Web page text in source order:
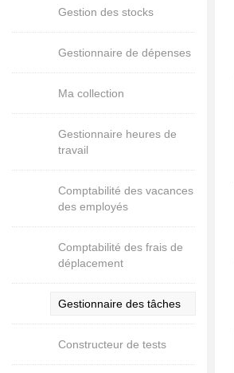
Gestion des stocks
Gestionnaire de dépenses
Ma collection
Gestionnaire heures de
travail
Comptabilité des vacances
des employés
Comptabilité des frais de
déplacement
Gestionnaire des tâches
Constructeur de tests